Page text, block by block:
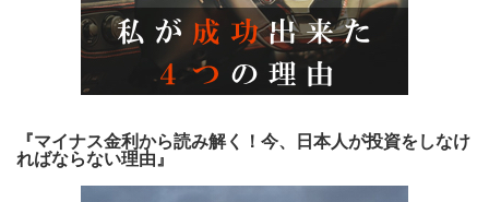
『マイナス金利から読み解く！今、日本人が投資をしなけ
ればならない理由』